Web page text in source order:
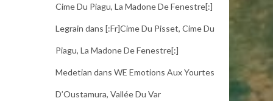
Cime Du Piagu, La Madone De Fenestre[:]
Legrain dans [:fr]Cime Du Pisset, Cime Du
Piagu, La Madone De Fenestre[:]
Medetian dans WE Emotions Aux Yourtes
D’Oustamura, Vallée Du Var